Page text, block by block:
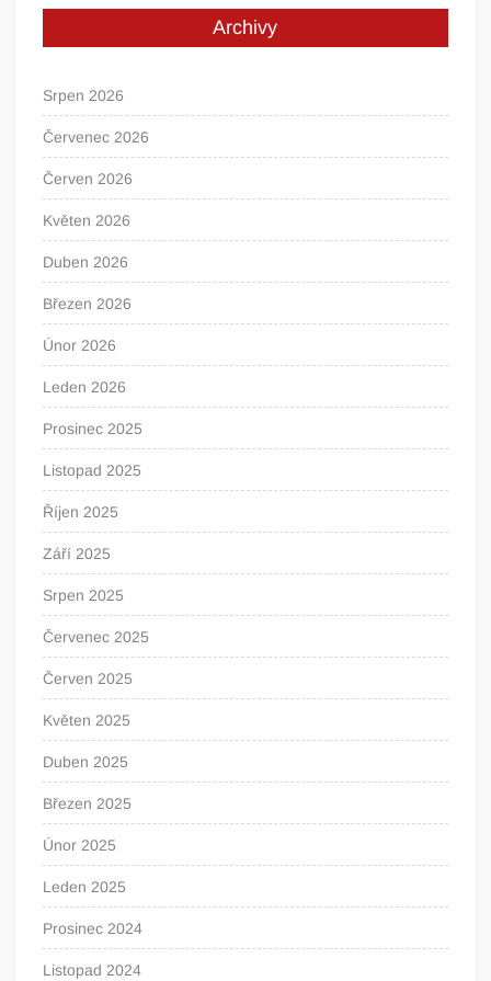
Archivy
Srpen 2026
Červenec 2026
Červen 2026
Květen 2026
Duben 2026
Březen 2026
Únor 2026
Leden 2026
Prosinec 2025
Listopad 2025
Říjen 2025
Září 2025
Srpen 2025
Červenec 2025
Červen 2025
Květen 2025
Duben 2025
Březen 2025
Únor 2025
Leden 2025
Prosinec 2024
Listopad 2024